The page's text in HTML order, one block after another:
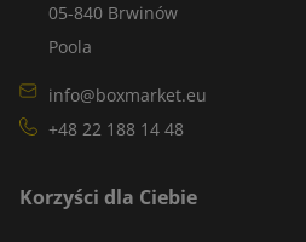
05-840 Brwinów
Poola
info@boxmarket.eu
+48 22 188 14 48
Korzyści dla Ciebie